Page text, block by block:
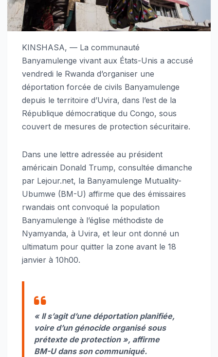
KINSHASA, — La communauté
Banyamulenge vivant aux États-Unis a accusé
vendredi le Rwanda d’organiser une
déportation forcée de civils Banyamulenge
depuis le territoire d’Uvira, dans l’est de la
République démocratique du Congo, sous
couvert de mesures de protection sécuritaire.
Dans une lettre adressée au président
américain Donald Trump, consultée dimanche
par Lejour.net, la Banyamulenge Mutuality-
Ubumwe (BM-U) affirme que des émissaires
rwandais ont convoqué la population
Banyamulenge à l’église méthodiste de
Nyamyanda, à Uvira, et leur ont donné un
ultimatum pour quitter la zone avant le 18
janvier à 10h00.
« Il s’agit d’une déportation planifiée,
voire d’un génocide organisé sous
prétexte de protection », affirme
BM-U dans son communiqué.